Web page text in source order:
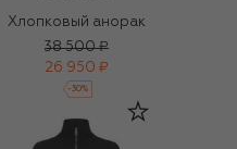
Хлопковый анорак
38 500 ₽
26 950 ₽
-30%